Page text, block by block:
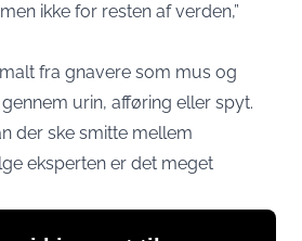
ikke for resten af verden,”
fra gnavere som mus og
urin, afføring eller spyt.
der ske smitte mellem
eksperten er det meget